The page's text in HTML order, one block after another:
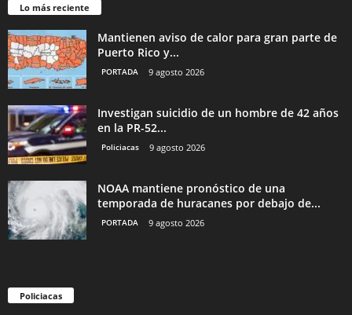
Lo más reciente
Mantienen aviso de calor para gran parte de
Puerto Rico y...
PORTADA 9 agosto 2026
Investigan suicidio de un hombre de 42 años
en la PR-52...
Policiacas 9 agosto 2026
NOAA mantiene pronóstico de una
temporada de huracanes por debajo de...
PORTADA 9 agosto 2026
Policiacas